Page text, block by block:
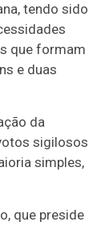
tendo sido
que formam
e duas
da
sigilosos
simples,
que preside